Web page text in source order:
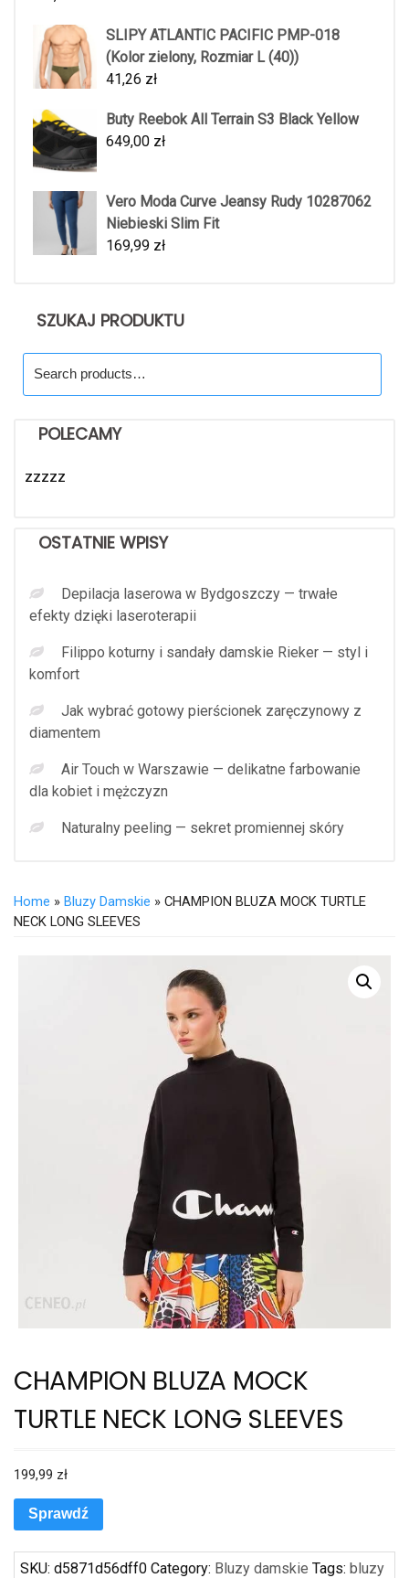
SLIPY ATLANTIC PACIFIC PMP-018
(Kolor zielony, Rozmiar L (40))
41,26 zł
Buty Reebok All Terrain S3 Black Yellow
649,00 zł
Vero Moda Curve Jeansy Rudy 10287062
Niebieski Slim Fit
169,99 zł
SZUKAJ PRODUKTU
for:
POLECAMY
zzzzz
OSTATNIE WPISY
Depilacja laserowa w Bydgoszczy — trwałe
efekty dzięki laseroterapii
Filippo koturny i sandały damskie Rieker — styl i
komfort
Jak wybrać gotowy pierścionek zaręczynowy z
diamentem
Air Touch w Warszawie — delikatne farbowanie
dla kobiet i mężczyzn
Naturalny peeling — sekret promiennej skóry
Home » Bluzy Damskie » CHAMPION BLUZA MOCK TURTLE
NECK LONG SLEEVES
CHAMPION BLUZA MOCK
TURTLE NECK LONG SLEEVES
199,99 zł
Sprawdź
SKU: d5871d56dff0 Category: Bluzy damskie Tags: bluzy